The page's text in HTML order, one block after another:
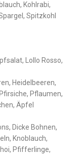
Kohlrabi,
Spitzkohl
Lollo Rosso,
Heidelbeeren,
Pflaumen,
Äpfel
Dicke Bohnen,
Knoblauch,
Pfifferlinge,